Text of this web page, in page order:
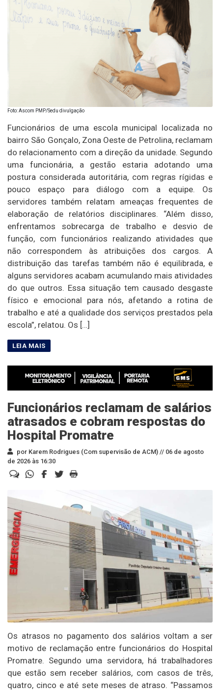
Foto: Ascom PMP/Sedu divulgação
Funcionários de uma escola municipal localizada no
bairro São Gonçalo, Zona Oeste de Petrolina, reclamam
do relacionamento com a direção da unidade. Segundo
uma funcionária, a gestão estaria adotando uma
postura considerada autoritária, com regras rígidas e
pouco espaço para diálogo com a equipe. Os
servidores também relatam ameaças frequentes de
elaboração de relatórios disciplinares. “Além disso,
enfrentamos sobrecarga de trabalho e desvio de
função, com funcionários realizando atividades que
não correspondem às atribuições dos cargos. A
distribuição das tarefas também não é equilibrada, e
alguns servidores acabam acumulando mais atividades
do que outros. Essa situação tem causado desgaste
físico e emocional para nós, afetando a rotina de
trabalho e até a qualidade dos serviços prestados pela
escola”, relatou. Os […]
Funcionários reclamam de salários
atrasados e cobram respostas do
Hospital Promatre
por Karem Rodrigues (Com supervisão de ACM) // 06 de agosto
de 2026 às 16:30
Os atrasos no pagamento dos salários voltam a ser
motivo de reclamação entre funcionários do Hospital
Promatre. Segundo uma servidora, há trabalhadores
que estão sem receber salários, com casos de três,
quatro, cinco e até sete meses de atraso. “Passamos